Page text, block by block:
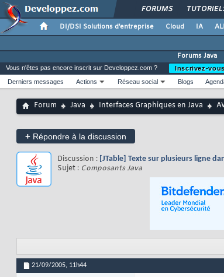
FORUMS
DI/DSI Solutions d'entreprise Cloud IA
Forums Java
Vous n'êtes pas encore inscrit sur Developpez.com ?
Inscrivez-
Derniers messages
Actions Réseau social Blogs
Forum Java Interfaces Graphiques en Java
+ Répondre à la discussion
Discussion : [JTable] Texte sur plusieurs ligne
Sujet : Composants Java
21/09/2005, 11h44